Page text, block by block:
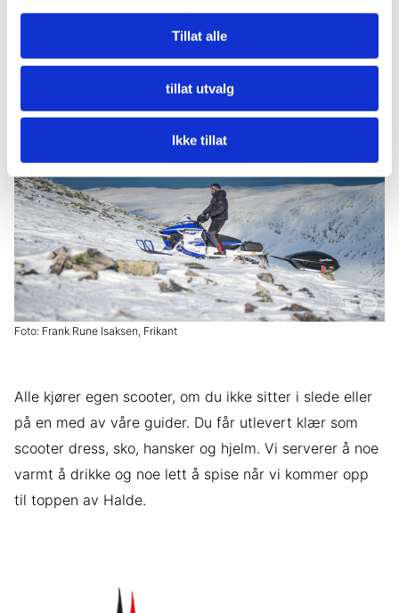
Tillat alle
tillat utvalg
Ikke tillat
omgis av!
Foto: Frank Rune Isaksen, Frikant
Alle kjører egen scooter, om du ikke sitter i slede eller
på en med av våre guider. Du får utlevert klær som
scooter dress, sko, hansker og hjelm. Vi serverer å noe
varmt å drikke og noe lett å spise når vi kommer opp
til toppen av Halde.